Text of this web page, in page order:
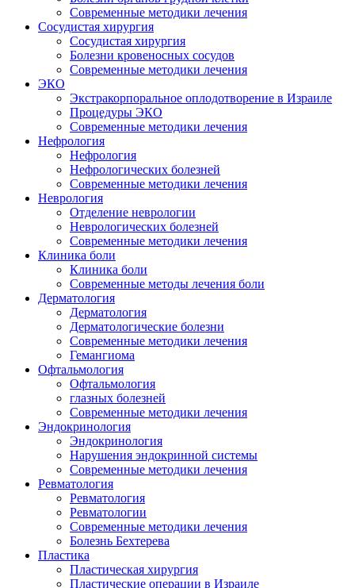
Современные методики лечения
Сосудистая хирургия
Сосудистая хирургия
Болезни кровеносных сосудов
Современные методики лечения
ЭКО
Экстракорпоральное оплодотворение в Израиле
Процедуры ЭКО
Современные методики лечения
Нефрология
Нефрология
Hефрологических болезней
Современные методики лечения
Неврология
Отделение неврологии
Hеврологических болезней
Современные методики лечения
Клиника боли
Клиника боли
Современные методы лечения боли
Дерматология
Дерматология
Дерматологические болезни
Современные методики лечения
Гемангиома
Офтальмология
Офтальмология
глазных болезней
Современные методики лечения
Эндокринология
Эндокринология
Нарушения эндокринной системы
Современные методики лечения
Ревматология
Ревматология
Pевматологии
Современные методики лечения
Болезнь Бехтерева
Пластика
Пластическая хирургия
Пластические операции в Израиле